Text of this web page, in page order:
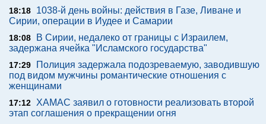
18:18
1038-й день войны: действия в Газе, Ливане и
Сирии, операции в Иудее и Самарии
18:08
В Сирии, недалеко от границы с Израилем,
задержана ячейка "Исламского государства"
17:29
Полиция задержала подозреваемую, заводившую
под видом мужчины романтические отношения с
женщинами
17:12 ХАМАС заявил о готовности реализовать второй
этап соглашения о прекращении огня